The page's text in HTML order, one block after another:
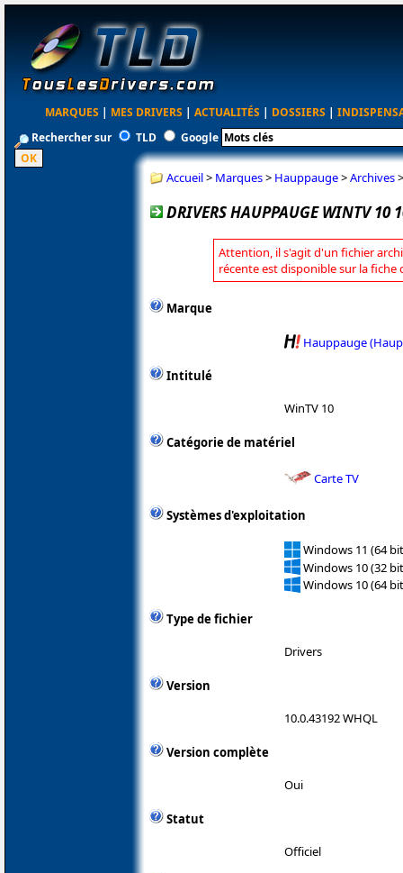
MARQUES | MES DRIVERS | ACTUALITÉS | DOSSIERS |
Rechercher sur
TLD Google
Accueil> Marques> Hauppauge>Archives
DRIVERS HAUPPAUGE WINTV 10
Attention, il s'agit d'un fichier
récente est disponible sur la fiche
Marque
Hauppauge
Intitulé
WinTV 10
Catégorie de matériel
Carte TV
Systèmes d'exploitation
Windows 11 (64
Windows 10 (32
Windows 10 (64
Type de fichier
Drivers
Version
10.0.43192 WHQL
Version complète
Oui
Statut
Officiel